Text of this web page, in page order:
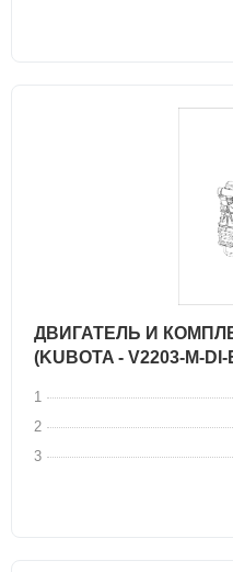
ДВИГАТЕЛЬ И
(KUBOTA - V2203-M-
1
2
3